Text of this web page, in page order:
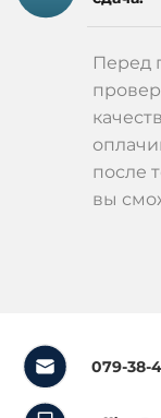
Перед
после
вы
079-38-